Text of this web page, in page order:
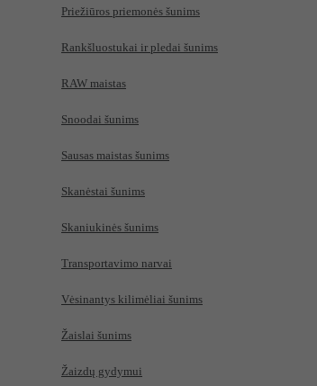
Priežiūros priemonės šunims
Rankšluostukai ir pledai šunims
RAW maistas
Snoodai šunims
Sausas maistas šunims
Skanėstai šunims
Skaniukinės šunims
Transportavimo narvai
Vėsinantys kilimėliai šunims
Žaislai šunims
Žaizdų gydymui